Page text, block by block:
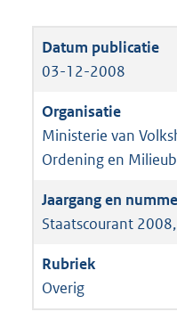
03-12-2008
Ministerie van
Ordening en
Staatscourant
Overig